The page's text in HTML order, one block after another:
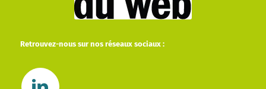
Retrouvez-nous sur nos réseaux sociaux :